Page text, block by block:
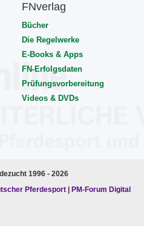
FNverlag
Bücher
Die Regelwerke
E-Books & Apps
FN-Erfolgsdaten
Prüfungsvorbereitung
Videos & DVDs
1996 - 2026
Pferdesport
PM-Forum Digital